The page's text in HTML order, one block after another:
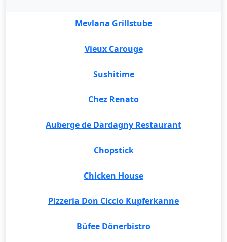
Mevlana Grillstube
Vieux Carouge
Sushitime
Chez Renato
Auberge de Dardagny Restaurant
Chopstick
Chicken House
Pizzeria Don Ciccio Kupferkanne
Büfee Dönerbistro